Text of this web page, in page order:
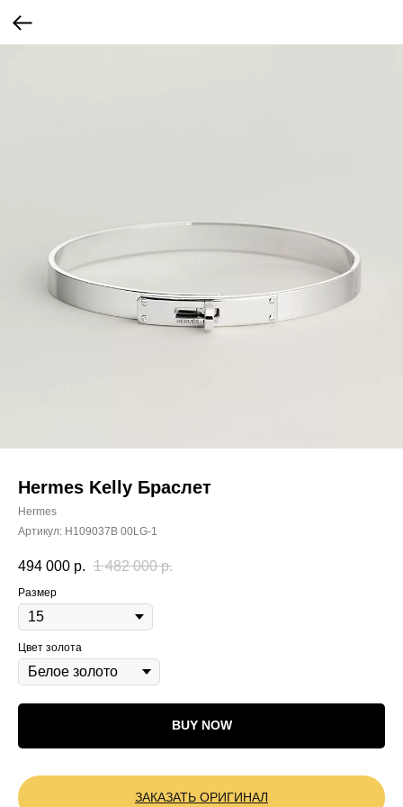
Hermes Kelly Браслет
Hermes
Артикул: H109037B 00LG-1
494 000 р. 1 482 000 р.
Размер
Цвет золота
BUY NOW
ЗАКАЗАТЬ ОРИГИНАЛ